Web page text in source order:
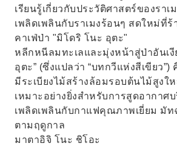
เรียนรู้เกี่ยวกับประวัติศาสตร์ของราเ
เพลิดเพลินกับราเมงร้อนๆ สดใหม่ที่ร้
คาเฟ่ป่า "มิโดริ โนะ อุตะ"
หลีกหนีลมทะเลและมุ่งหน้าสู่ป่าอันเงี
อุตะ” (ซึ่งแปลว่า “บทกวีแห่งสีเขียว”)
มีระเบียงไม้สร้างล้อมรอบต้นไม้สูงใ
เหมาะอย่างยิ่งสำหรับการสูดอากาศ
เพลิดเพลินกับกาแฟคุณภาพเยี่ยม มั
ตามฤดูกาล
มาตาอิจิ โนะ ชิโอะ